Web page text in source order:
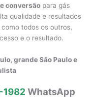
conversão para gás
qualidade e resultados
todos os outros,
e o resultado.
grande São Paulo e
1982 WhatsApp